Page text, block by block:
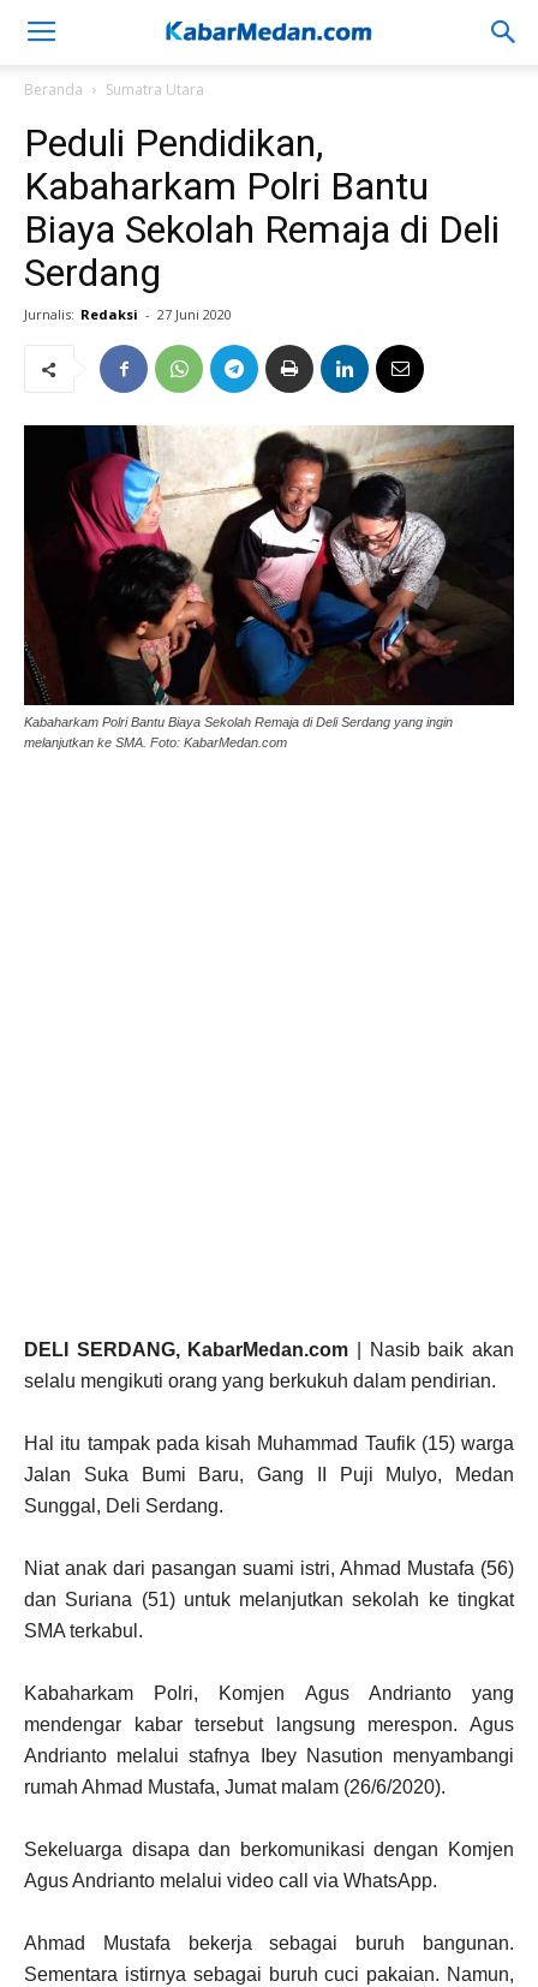
Beranda Sumatra Utara
Peduli Pendidikan,
Kabaharkam Polri Bantu
Biaya Sekolah Remaja di Deli
Serdang
Jurnalis: Redaksi - 27 Juni 2020
Kabaharkam Polri Bantu Biaya Sekolah Remaja di Deli Serdang yang ingin
melanjutkan ke SMA. Foto: KabarMedan.com
DELI SERDANG, KabarMedan.com | Nasib baik akan
selalu mengikuti orang yang berkukuh dalam pendirian.
Hal itu tampak pada kisah Muhammad Taufik (15) warga
Jalan Suka Bumi Baru, Gang II Puji Mulyo, Medan
Sunggal, Deli Serdang.
Niat anak dari pasangan suami istri, Ahmad Mustafa (56)
dan Suriana (51) untuk melanjutkan sekolah ke tingkat
SMA terkabul.
Kabaharkam Polri, Komjen Agus Andrianto yang
mendengar kabar tersebut langsung merespon. Agus
Andrianto melalui stafnya Ibey Nasution menyambangi
rumah Ahmad Mustafa, Jumat malam (26/6/2020).
Sekeluarga disapa dan berkomunikasi dengan Komjen
Agus Andrianto melalui video call via WhatsApp.
Ahmad Mustafa bekerja sebagai buruh bangunan.
Sementara istirnya sebagai buruh cuci pakaian. Namun,